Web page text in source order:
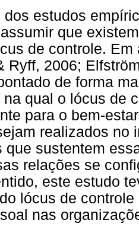
dos estudos
que
de controle.
Ryff, 2006;
de forma
na qual o lócus de
para o bem-
realizados no
que sustentem
relações se
este estudo
lócus de
nas